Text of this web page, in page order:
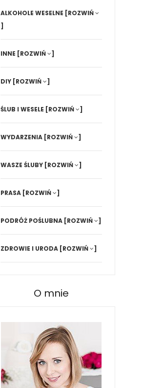
ALKOHOLE WESELNE [ROZWIŃ
]
INNE [ROZWIŃ ]
DIY [ROZWIŃ ]
ŚLUB I WESELE [ROZWIŃ ]
WYDARZENIA [ROZWIŃ ]
WASZE ŚLUBY [ROZWIŃ ]
PRASA [ROZWIŃ ]
PODRÓŻ POŚLUBNA [ROZWIŃ ]
ZDROWIE I URODA [ROZWIŃ ]
O mnie